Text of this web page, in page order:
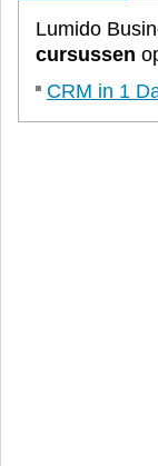
Lumido
cursussen
CRM in 1